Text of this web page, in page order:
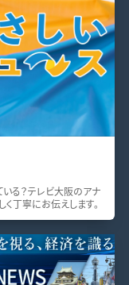
る？テレビ大阪のアナ
丁寧にお伝えします。